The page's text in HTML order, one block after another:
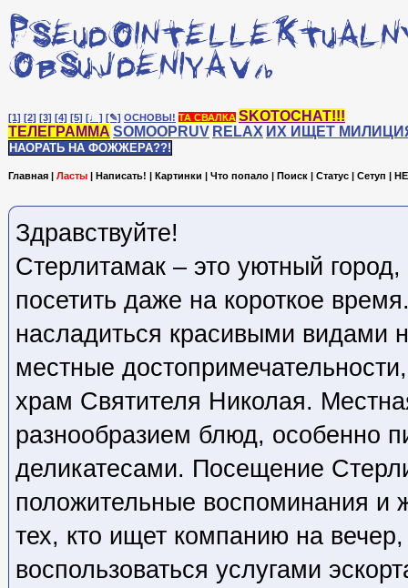
[1] [2] [3] [4] [5] [♩] [✎] ОСНОВЫ! ТА СВАЛКА SKOTOCHAT!!!
ТЕЛЕГРАММА SOMOOPRUV RELAX ИХ ИЩЕТ
НАОРАТЬ НА ФОЖЖЕРА??!
Главная | Ласты | Написать! | Картинки | Что попало | Поиск | Статус | Сетуп |
Здравствуйте!
Стерлитамак – это уютный
посетить даже на короткое
насладиться красивыми видами
местные
храм Святителя Николая.
разнообразием блюд, особенно
деликатесами. Посещение
положительные воспоминания и
тех, кто ищет компанию на
воспользоваться услугами